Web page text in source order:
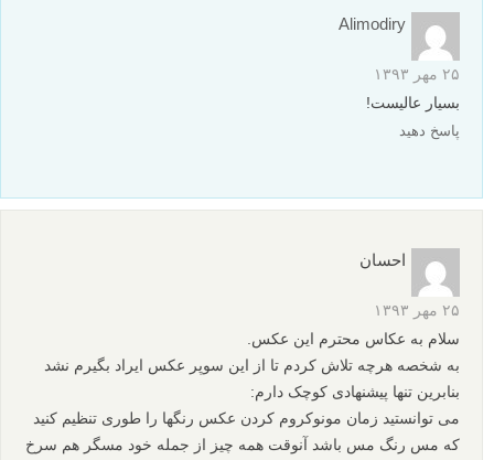
Alimodiry
۲۵ مهر ۱۳۹۳
بسیار عالیست!
پاسخ دهید
احسان
۲۵ مهر ۱۳۹۳
سلام به عکاس محترم این عکس.
به شخصه هرچه تلاش کردم تا از این سوپر عکس ایراد بگیرم نشد
بنابرین تنها پیشنهادی کوچک دارم:
می توانستید زمان مونوکروم کردن عکس رنگها را طوری تنظیم کنید
که مس رنگ مس باشد آنوقت همه چیز از جمله خود مسگر هم سرخ